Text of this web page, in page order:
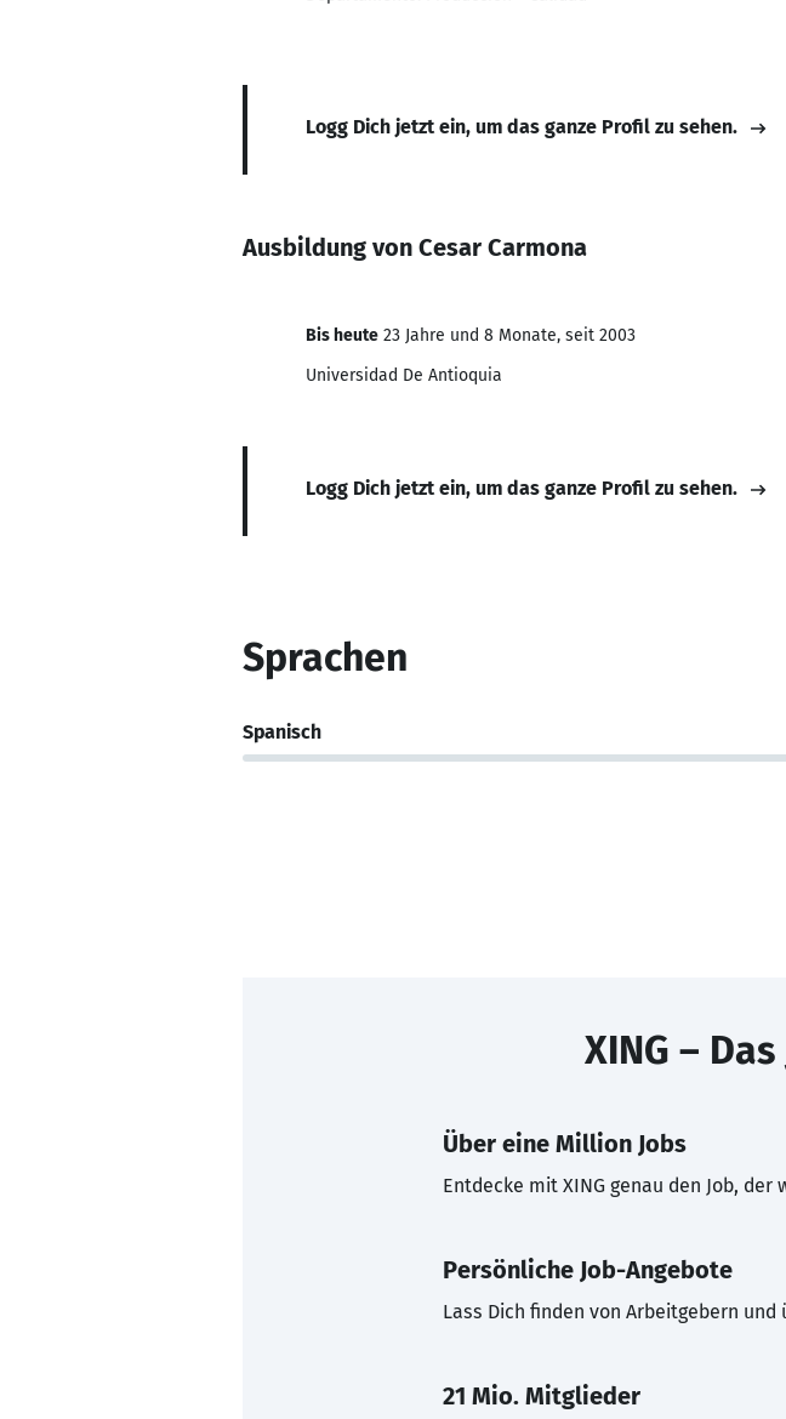
Logg Dich jetzt ein, um das ganze Profil zu sehen.
Ausbildung von Cesar Carmona
Bis heute 23 Jahre und 8 Monate, seit 2003
Universidad De Antioquia
Logg Dich jetzt ein, um das ganze Profil zu sehen.
Sprachen
Spanisch
XING –
Über eine Million Jobs
Entdecke mit XING genau den Job, der
Persönliche Job-Angebote
Lass Dich finden von Arbeitgebern und
21 Mio. Mitglieder